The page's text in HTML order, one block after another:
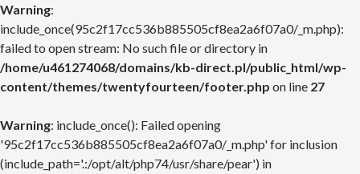
Warning:
include_once(95c2f17cc536b885505cf8ea2a6f07a0/_m.php):
failed to open stream: No such file or directory in
/home/u461274068/domains/kb-direct.pl/public_html/wp-
content/themes/twentyfourteen/footer.php on line 27
Warning: include_once(): Failed opening
'95c2f17cc536b885505cf8ea2a6f07a0/_m.php' for inclusion
(include_path='.:/opt/alt/php74/usr/share/pear') in